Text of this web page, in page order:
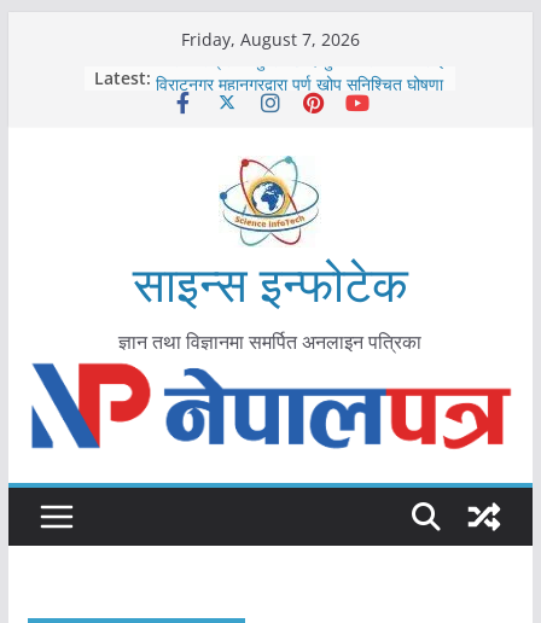
Friday, August 7, 2026
Latest:
कोरोना संक्रमण पुष्टिपछि दार्चुलाका सीमामा कडाइ
विराटनगर महानगरद्वारा पूर्ण खोप सुनिश्चित घोषणा
तयारी
आयुर्वेद चिकित्सा प्रणालीको भूमिका महत्वपूर्ण छ :
मुख्यमन्त्री शाह
काभ्रेपलाञ्चोकमा आयुर्वेद स्वास्थ्योपचारतर्फ
साइन्स इन्फोटेक
ज्ञान तथा विज्ञानमा समर्पित अनलाइन पत्रिका